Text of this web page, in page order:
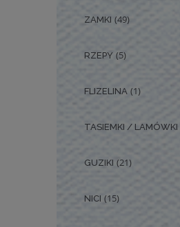
ZAMKI (49)
RZEPY (5)
FLIZELINA (1)
TASIEMKI / LAMÓWKI
GUZIKI (21)
NICI (15)